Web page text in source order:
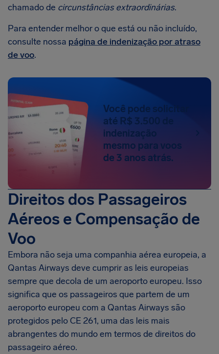
chamado de circunstâncias extraordinárias.
Para entender melhor o que está ou não incluído,
consulte nossa página de indenização por atraso
de voo.
Você pode solicitar
até R$ 3.500 de
indenização
mesmo para voos
de 3 anos atrás.
Direitos dos Passageiros
Aéreos e Compensação de
Voo
Embora não seja uma companhia aérea europeia, a
Qantas Airways deve cumprir as leis europeias
sempre que decola de um aeroporto europeu. Isso
significa que os passageiros que partem de um
aeroporto europeu com a Qantas Airways são
protegidos pelo CE 261, uma das leis mais
abrangentes do mundo em termos de direitos do
passageiro aéreo.